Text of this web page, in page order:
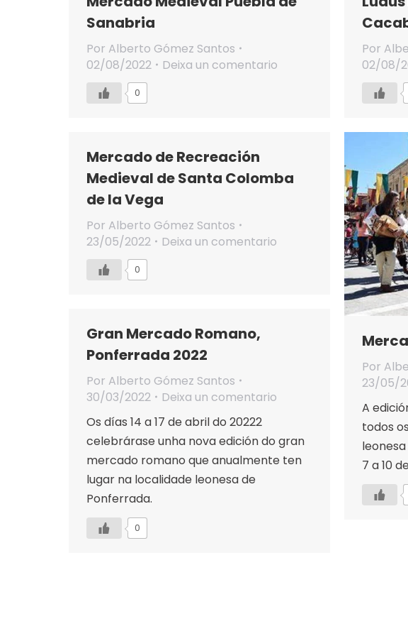
Sanabria
Por Alberto Gómez Santos
02/08/2022
Deixa un comentario
0
Por
02/08/
Mercado de Recreación
Medieval de Santa Colomba
de la Vega
Por Alberto Gómez Santos
23/05/2022
Deixa un comentario
0
Por
23/05/
A
todos
7 a 10
Gran Mercado Romano,
Ponferrada 2022
Por Alberto Gómez Santos
30/03/2022
Deixa un comentario
Os días 14 a 17 de abril do 20222
celebrárase unha nova edición do gran
mercado romano que anualmente ten
lugar na localidade leonesa de
Ponferrada.
0